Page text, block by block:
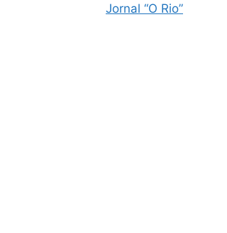
Jornal “O Rio”